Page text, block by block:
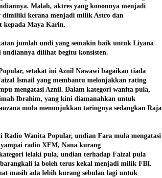
Malah, aktres yang kononnya menjadi
dimiliki kerana menjadi milik Astro dan
kepada Maya Karin.
jumlah undi yang semakin baik untuk Liyana
undiannya dilihat begitu konsisten.
setakat ini Aznil Nawawi bagaikan tiada
Ismail yang membantu melonjakkan rating
mengatasi Aznil. Dalam kategori wanita pula,
Ibrahim, yang kini diamanahkan untuk
mula menunjukkan taringnya sedangkan Raja
Radio Wanita Popular, undian Fara mula mengatasi
radio XFM, Nana kurang
lelaki pula, undian terhadap Faizal pula
ia boleh terus kekal menjadi milik FBI.
masih ada lebih kurang sebulan lagi untuk